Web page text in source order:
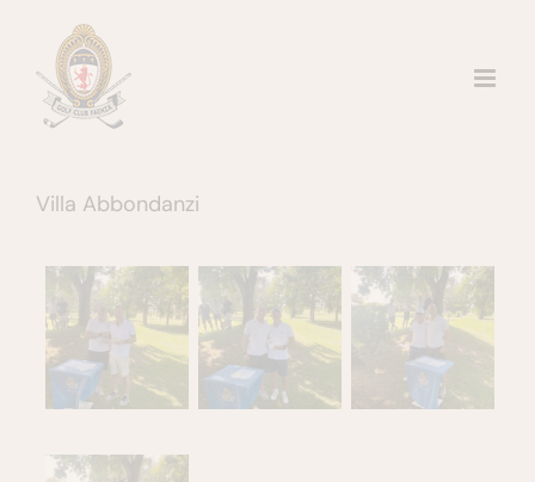
contenuto
Villa Abbondanzi